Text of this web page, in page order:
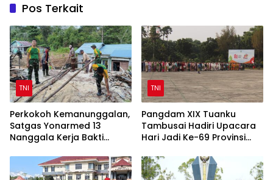
Pos Terkait
TNI
Perkokoh Kemanunggalan,
Satgas Yonarmed 13
Nanggala Kerja Bakti
di Kapuas Hulu
TNI
Pangdam XIX Tuanku
Tambusai Hadiri Upacara
Hari Jadi Ke-69 Provinsi